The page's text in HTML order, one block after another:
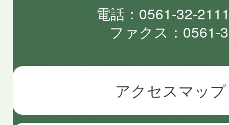
電話
0561-32-
ファクス
0561-
アクセスマップ